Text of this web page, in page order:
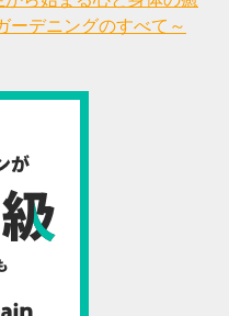
ーデニングのすべて～